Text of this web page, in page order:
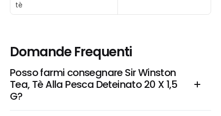
tè
Domande Frequenti
Posso farmi consegnare Sir Winston
Tea, Tè Alla Pesca Deteinato 20 X 1,5
G?